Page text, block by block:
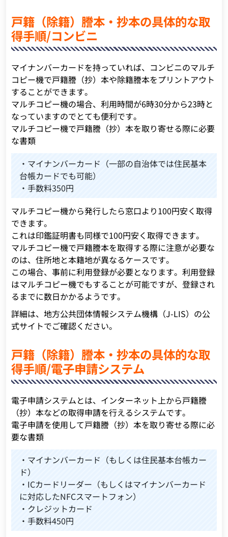
戸籍（除籍）謄本・抄本の具体的な取
得手順/コンビニ
マイナンバーカードを持っていれば、コンビニのマルチ
コピー機で戸籍謄（抄）本や除籍謄本をプリントアウト
することができます。
マルチコピー機の場合、利用時間が6時30分から23時と
なっていますのでとても便利です。
マルチコピー機で戸籍謄（抄）本を取り寄せる際に必要
な書類
・マイナンバーカード（一部の自治体では住民基本
台帳カードでも可能）
・手数料350円
マルチコピー機から発行したら窓口より100円安く取得
できます。
これは印鑑証明書も同様で100円安く取得できます。
マルチコピー機で戸籍謄本を取得する際に注意が必要な
のは、住所地と本籍地が異なるケースです。
この場合、事前に利用登録が必要となります。利用登録
はマルチコピー機でもすることが可能ですが、登録され
るまでに数日かかるようです。
詳細は、地方公共団体情報システム機構（J-LIS）の公
式サイトでご確認ください。
戸籍（除籍）謄本・抄本の具体的な取
得手順/電子申請システム
電子申請システムとは、インターネット上から戸籍謄
（抄）本などの取得申請を行えるシステムです。
電子申請を使用して戸籍謄（抄）本を取り寄せる際に必
要な書類
・マイナンバーカード（もしくは住民基本台帳カー
ド）
・ICカードリーダー（もしくはマイナンバーカード
に対応したNFCスマートフォン）
・クレジットカード
・手数料450円